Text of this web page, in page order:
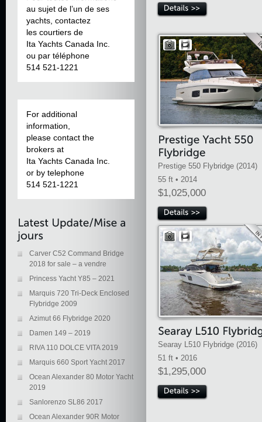
au sujet de l’un de ses
yachts, contactez
les courtiers de
Ita Yachts Canada Inc.
ou par téléphone
514 521-1221
For additional
information,
please contact the
brokers at
Ita Yachts Canada Inc.
or by telephone
514 521-1221
Carver C52 Command Bridge
2018 for sale – a vendre
Princess Yacht Y85 – 2021
Marquis 720 Tri-Deck Enclosed
Flybridge 2009
Azimut 66 Flybridge 2020
Damen 149 – 2019
RIVA 110 DOLCE VITA 2019
Marquis 660 Sport Yacht 2017
Ocean Alexander 80 Motor Yacht
2019
Sanlorenzo SL86 2017
Ocean Alexander 90R Motor
Prestige 550 Flybridge (2014)
55 ft • 2014
$1,025,000
Searay L510 Flybridge (2016)
51 ft • 2016
$1,295,000